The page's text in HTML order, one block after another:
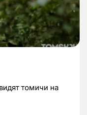
томичи на